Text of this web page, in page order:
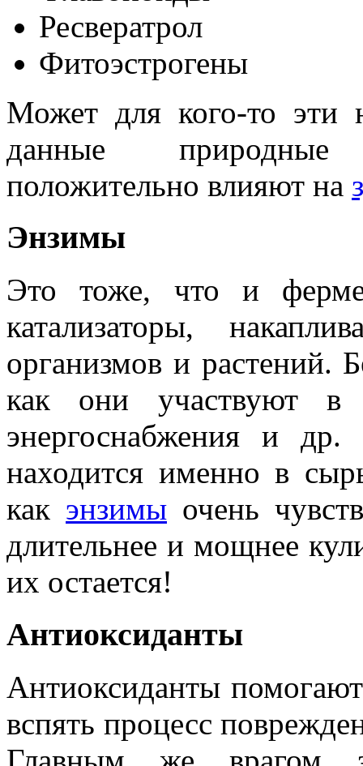
Ресвератрол
Фитоэстрогены
Может для кого-то эти
данные природные
положительно влияют на
Энзимы
Это тоже, что и
катализаторы,
организмов и растений.
как они участвуют в
энергоснабжения и
находится именно в
как энзимы очень
длительнее и мощнее
их остается!
Антиоксиданты
Антиоксиданты
вспять процесс